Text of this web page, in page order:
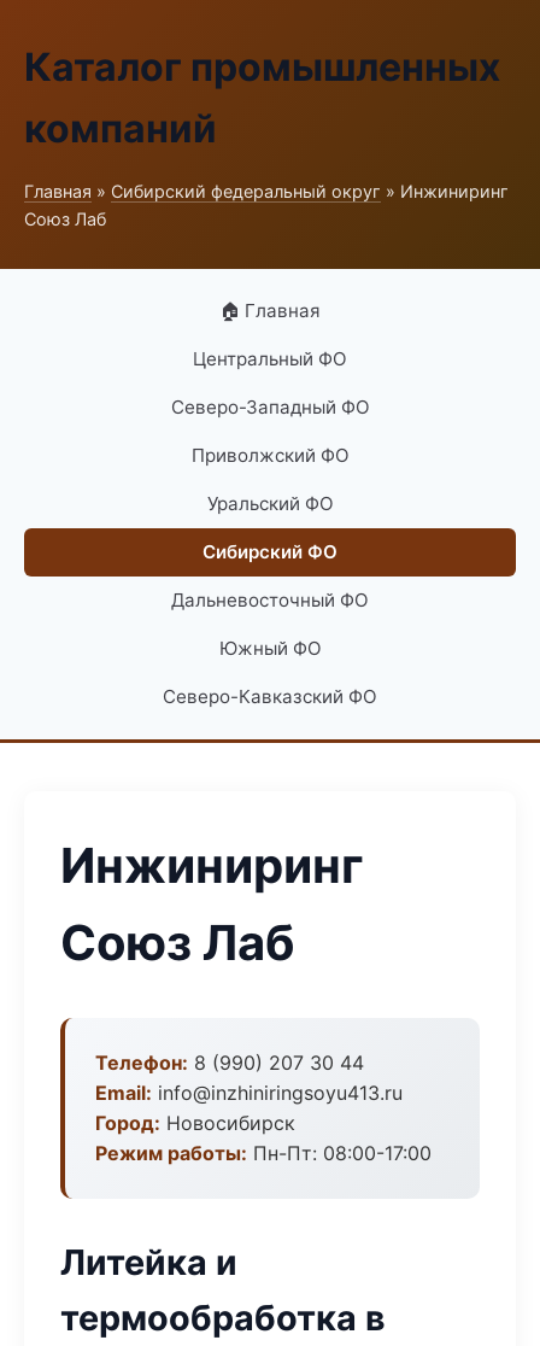
Каталог промышленных
компаний
Главная » Сибирский федеральный округ » Инжиниринг
Союз Лаб
🏠 Главная
Центральный ФО
Северо-Западный ФО
Приволжский ФО
Уральский ФО
Сибирский ФО
Дальневосточный ФО
Южный ФО
Северо-Кавказский ФО
Инжиниринг
Союз Лаб
Телефон: 8 (990) 207 30 44
Email: info@inzhiniringsoyu413.ru
Город: Новосибирск
Режим работы: Пн-Пт: 08:00-17:00
Литейка и
термообработка в